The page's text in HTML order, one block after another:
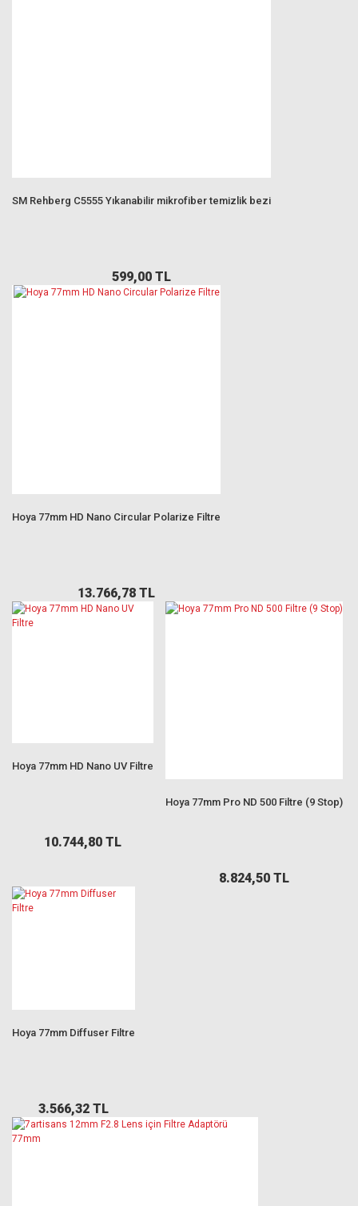
SM Rehberg C5555 Yıkanabilir mikrofiber temizlik bezi
599,00 TL
Hoya 77mm HD Nano Circular Polarize Filtre
13.766,78 TL
Hoya 77mm HD Nano UV Filtre
10.744,80 TL
Hoya 77mm Pro ND 500 Filtre (9 Stop)
8.824,50 TL
Hoya 77mm Diffuser Filtre
3.566,32 TL